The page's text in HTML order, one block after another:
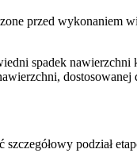
przed wykonaniem
spadek nawierzchni
dostosowanej
podział